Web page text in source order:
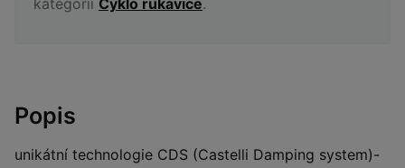
Popis
unikátní technologie CDS (Castelli Damping system)-